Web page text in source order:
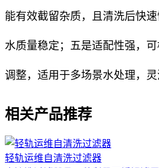
能有效截留杂质，且清洗后快
水质量稳定；五是适配性强，
调整，适用于多场景水处理，灵
相关产品推荐
轻轨运维自清洗过滤器